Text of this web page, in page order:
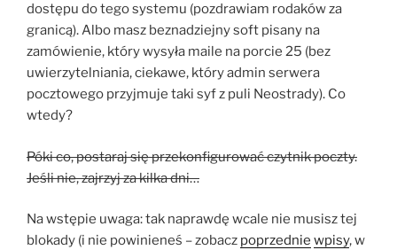
dostępu do tego systemu (pozdrawiam rodaków za
granicą). Albo masz beznadziejny soft pisany na
zamówienie, który wysyła maile na porcie 25 (bez
uwierzytelniania, ciekawe, który admin serwera
pocztowego przyjmuje taki syf z puli Neostrady). Co
wtedy?
Póki co, postaraj się przekonfigurować czytnik poczty.
Jeśli nie, zajrzyj za kilka dni…
Na wstępie uwaga: tak naprawdę wcale nie musisz tej
blokady (i nie powinieneś – zobacz poprzednie wpisy, w